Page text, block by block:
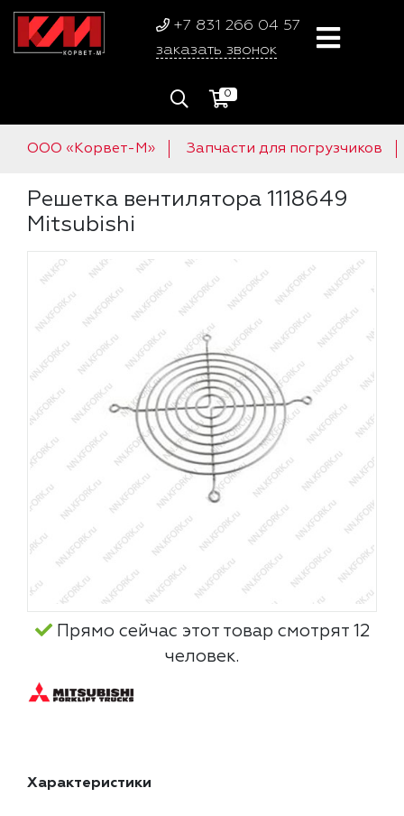
+7 831 266 04 57
заказать звонок
0
ООО «Корвет-М» Запчасти для погрузчиков
Решетка вентилятора 1118649
Mitsubishi
Прямо сейчас этот товар смотрят 12
человек.
Характеристики